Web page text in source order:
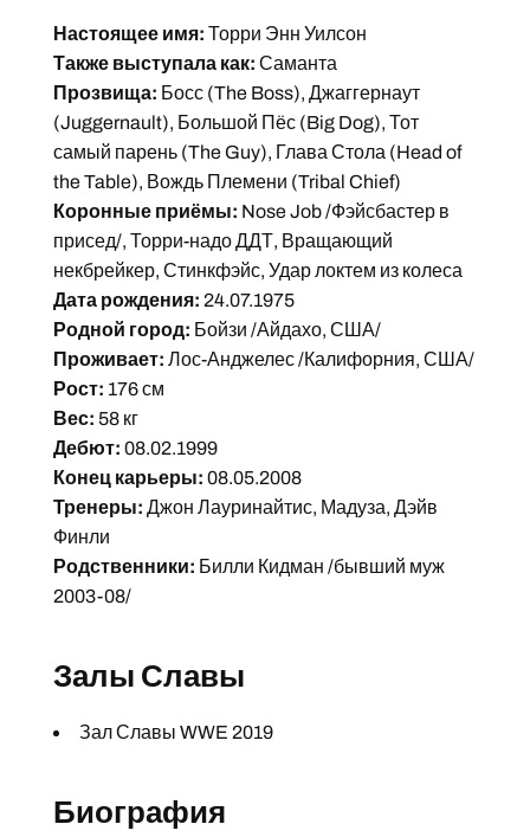
Настоящее имя: Торри Энн Уилсон
Также выступала как: Саманта
Прозвища: Босс (The Boss), Джаггернаут
(Juggernault), Большой Пёс (Big Dog), Тот
самый парень (The Guy), Глава Стола (Head of
the Table), Вождь Племени (Tribal Chief)
Коронные приёмы: Nose Job /Фэйсбастер в
присед/, Торри-надо ДДТ, Вращающий
некбрейкер, Стинкфэйс, Удар локтем из колеса
Дата рождения: 24.07.1975
Родной город: Бойзи /Айдахо, США/
Проживает: Лос-Анджелес /Калифорния, США/
Рост: 176 см
Вес: 58 кг
Дебют: 08.02.1999
Конец карьеры: 08.05.2008
Тренеры: Джон Лауринайтис, Мадуза, Дэйв
Финли
Родственники: Билли Кидман /бывший муж
2003-08/
Залы Славы
Зал Славы WWE 2019
Биография